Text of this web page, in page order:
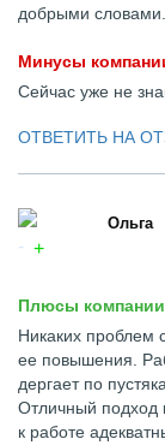
добрыми словами.
Минусы
Сейчас уже не
ОТВЕТИТЬ НА
Ольга
Плюсы
Никаких проблем
ее повышения.
дергает по
Отличный подход
к работе